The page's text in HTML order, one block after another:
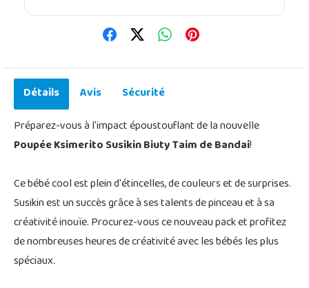
Détails Avis
Sécurité
Préparez-vous à l'impact époustouflant de la nouvelle
Poupée Ksimerito Susikin Biuty Taim de Bandai!
Ce bébé cool est plein d'étincelles, de couleurs et de surprises.
Susikin est un succès grâce à ses talents de pinceau et à sa
créativité inouïe. Procurez-vous ce nouveau pack et profitez
de nombreuses heures de créativité avec les bébés les plus
spéciaux.